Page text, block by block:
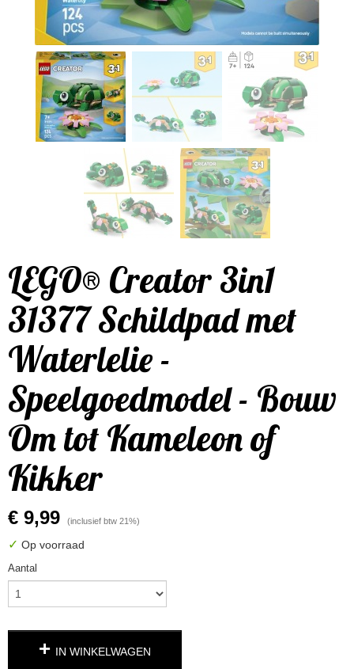
LEGO® Creator 3in1
31377 Schildpad met
Waterlelie -
Speelgoedmodel - Bouw
Om tot Kameleon of
Kikker
€ 9,99 (inclusief btw 21%)
✓ Op voorraad
Aantal
IN WINKELWAGEN